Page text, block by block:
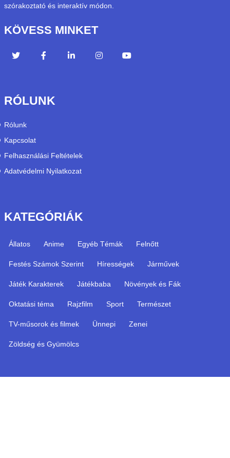
szórakoztató és interaktív módon.
KÖVESS MINKET
RÓLUNK
Rólunk
Kapcsolat
Felhasználási Feltételek
Adatvédelmi Nyilatkozat
KATEGÓRIÁK
Állatos Anime Egyéb Témák Felnőtt
Festés Számok Szerint Hírességek Járművek
Játék Karakterek Játékbaba Növények és Fák
Oktatási téma Rajzfilm Sport Természet
TV-műsorok és filmek Ünnepi Zenei
Zöldség és Gyümölcs